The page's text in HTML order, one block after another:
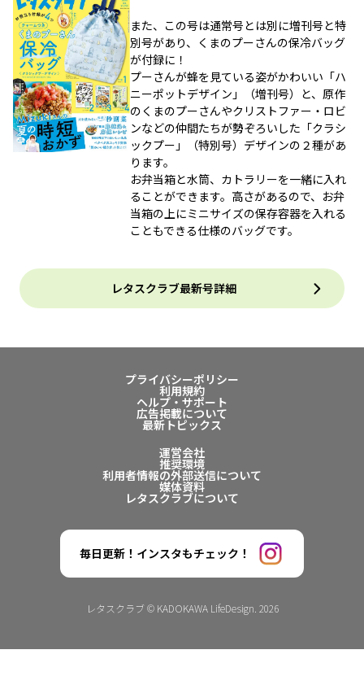
また、この号は通常号とは別に増刊号と特
別号があり、くまのプーさんの保冷バッグ
が付録に！
プーさんが蜂を見ている姿がかわいい「ハ
ニーポットデザイン」（増刊号）と、原作
のくまのプーさんやクリストファー・ロビ
ンなどの仲間たちが勢ぞろいした「クラシ
ックプー」（特別号）デザインの２種があ
ります。
お弁当箱と水筒、カトラリーを一緒に入れ
ることができます。高さがあるので、お弁
当箱の上にミニサイズの保存容器を入れる
こともできる仕様のバッグです。
レタスクラブ最新号詳細
プライバシーポリシー
利用規約
ヘルプ・サポート
広告掲載について
最新トピックス
運営会社
推奨環境
利用者情報の外部送信について
媒体資料
レタスクラブについて
毎日更新！インスタもチェック！
レタスクラブ © KADOKAWA LifeDesign. 2026